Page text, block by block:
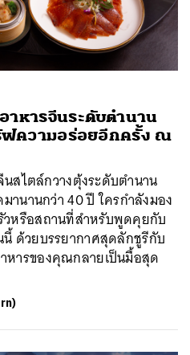
หารจีนระดับตำนาน
ฟความอร่อยอีกครั้ง ณ
สไตล์กวางตุ้งระดับตำนาน
านานกว่า 40 ปี ใครกำลังมอง
วหรือสถานที่สำหรับพูดคุยกับ
ด้วยบรรยากาศสุดลักชูรีกับ
ารของคุณกลายเป็นมื้อสุด